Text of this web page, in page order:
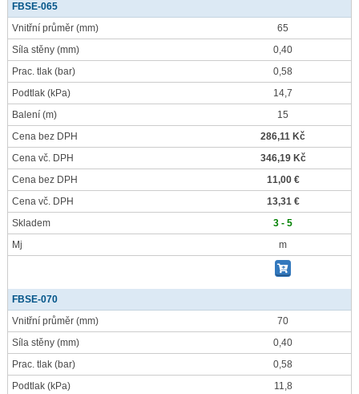
FBSE-065
Vnitřní průměr (mm)
65
Síla stěny (mm)
0,40
Prac. tlak (bar)
0,58
Podtlak (kPa)
14,7
Balení (m)
15
Cena bez DPH
286,11 Kč
Cena vč. DPH
346,19 Kč
Cena bez DPH
11,00 €
Cena vč. DPH
13,31 €
Skladem
3 - 5
Mj
m
FBSE-070
Vnitřní průměr (mm)
70
Síla stěny (mm)
0,40
Prac. tlak (bar)
0,58
Podtlak (kPa)
11,8